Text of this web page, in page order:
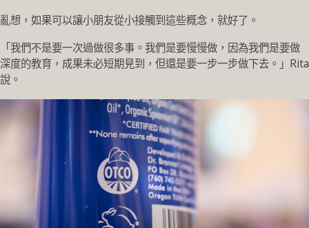
亂想，如果可以讓小朋友從小接觸到這些概念，就好了。
「我們不是要一次過做很多事。我們是要慢慢做，因為我們是要做
深度的教育，成果未必短期見到，但還是要一步一步做下去。」Rita
說。